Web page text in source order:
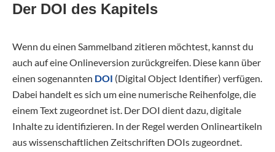
Der DOI des Kapitels
Wenn du einen Sammelband zitieren möchtest, kannst du
auch auf eine Onlineversion zurückgreifen. Diese kann über
einen sogenannten DOI (Digital Object Identifier) verfügen.
Dabei handelt es sich um eine numerische Reihenfolge, die
einem Text zugeordnet ist. Der DOI dient dazu, digitale
Inhalte zu identifizieren. In der Regel werden Onlineartikeln
aus wissenschaftlichen Zeitschriften DOIs zugeordnet.